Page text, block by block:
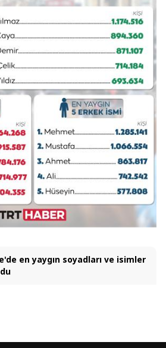
en yaygın soyadları ve isimler